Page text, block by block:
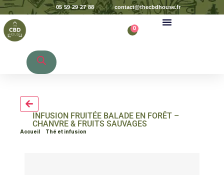
05 59 29 27 88 contact@thecbdhouse.fr
0
INFUSION FRUITÉE BALADE EN FORÊT –
CHANVRE & FRUITS SAUVAGES
Accueil Thé et infusion